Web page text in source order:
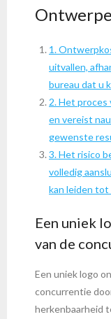
1.
uitvallen,
bureau dat u
2. Het proces
en vereist
gewenste
3. Het risico
volledig
kan leiden
Een uniek
van de
Een uniek logo
concurrentie
herkenbaarheid